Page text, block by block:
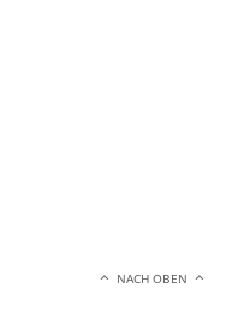
NACH OBEN